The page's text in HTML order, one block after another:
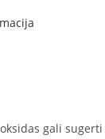
gali